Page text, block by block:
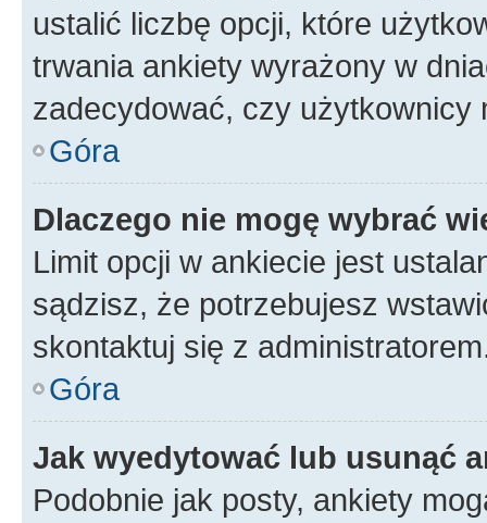
ustalić liczbę opcji, które
trwania ankiety wyrażony w
zadecydować, czy użytkownicy
Góra
Dlaczego nie mogę wybrać
Limit opcji w ankiecie jest
sądzisz, że potrzebujesz
skontaktuj się z
Góra
Jak wyedytować lub usunąć
Podobnie jak posty, ankiety